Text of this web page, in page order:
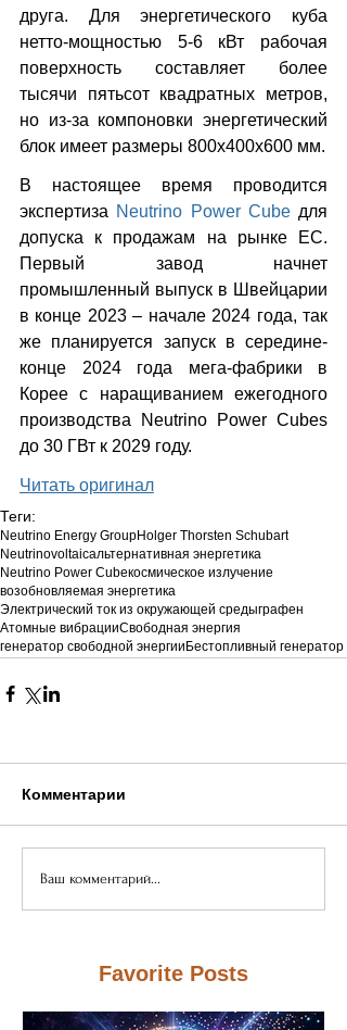
друга. Для энергетического куба
нетто-мощностью 5-6 кВт рабочая
поверхность составляет более
тысячи пятьсот квадратных метров,
но из-за компоновки энергетический
В настоящее время проводится
экспертиза Neutrino Power Cube для
допуска к продажам на рынке ЕС.
Первый завод начнет
промышленный выпуск в Швейцарии
в конце 2023 – начале 2024 года, так
же планируется запуск в середине-
конце 2024 года мега-фабрики в
Корее с наращиванием ежегодного
производства Neutrino Power Cubes
до 30 ГВт к 2029 году.
Читать оригинал
Теги:
Neutrino Energy GroupHolger Thorsten Schubart
Neutrinovoltaicальтернативная энергетика
Neutrino Power Cubeкосмическое излучение
возобновляемая энергетика
Электрический ток из окружающей средыграфен
Атомные вибрацииСвободная энергия
генератор свободной энергииБестопливный генератор
Комментарии
Ваш комментарий...
Favorite Posts